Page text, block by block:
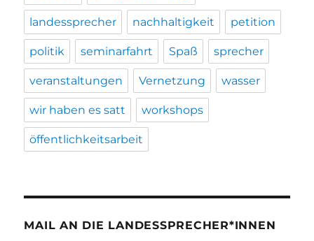
landessprecher nachhaltigkeit petition
politik seminarfahrt Spaß sprecher
veranstaltungen Vernetzung wasser
wir haben es satt workshops
öffentlichkeitsarbeit
MAIL AN DIE LANDESSPRECHER*INNEN